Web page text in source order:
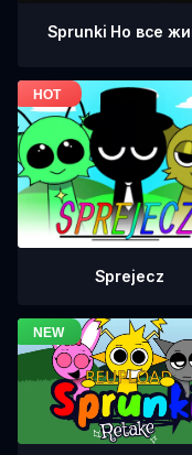
Sprunki Но все
Sprejecz